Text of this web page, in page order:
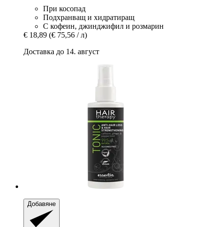
При косопад
Подхранващ и хидратиращ
С кофеин, джинджифил и розмарин
€ 18,89 (€ 75,56 / л)
Доставка до 14. август
Добавяне